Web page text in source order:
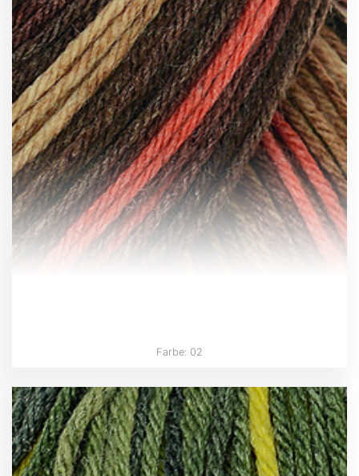
Farbe: 02